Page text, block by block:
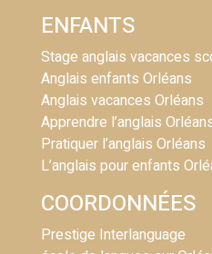
ENFANTS
Stage anglais vacances
Anglais enfants Orléans
Anglais vacances Orléans
Apprendre l’anglais
Pratiquer l’anglais Orléans
L’anglais pour enfants
COORDONNÉES
Prestige Interlanguage